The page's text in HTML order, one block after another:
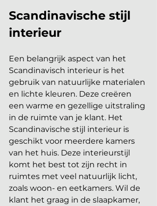
Scandinavische stijl
interieur
Een belangrijk aspect van het
Scandinavisch interieur is het
gebruik van natuurlijke materialen
en lichte kleuren. Deze creëren
een warme en gezellige uitstraling
in de ruimte van je klant. Het
Scandinavische stijl interieur is
geschikt voor meerdere kamers
van het huis. Deze interieurstijl
komt het best tot zijn recht in
ruimtes met veel natuurlijk licht,
zoals woon- en eetkamers. Wil de
klant het graag in de slaapkamer,